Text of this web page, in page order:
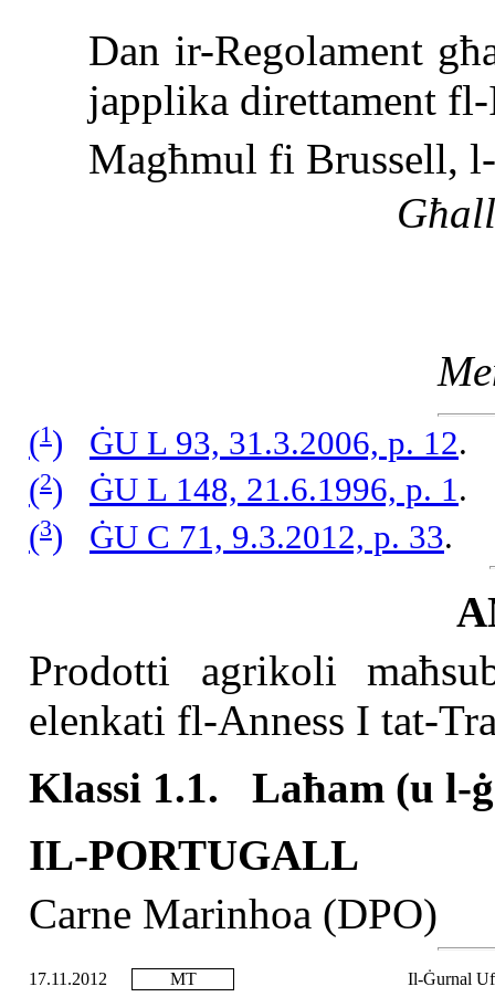
Dan ir-Regolament
japplika direttament
Magħmul fi Brussell,
(1) ĠU L 93, 31.3.2006, p. 12.
(2) ĠU L 148, 21.6.1996, p. 1.
(3) ĠU C 71, 9.3.2012, p. 33.
Prodotti agrikoli
elenkati fl-Anness I tat-
Klassi 1.1.
Laħam (u l-
IL-PORTUGALL
Carne Marinhoa (DPO)
17.11.2012 MT Il-Ġurnal